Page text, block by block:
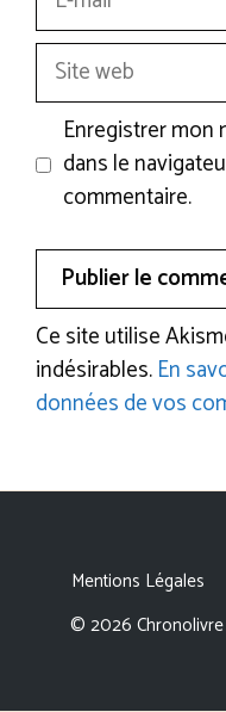
mail
Site
web
Enregistrer mon
dans le
commentaire.
Ce site utilise
indésirables.En
données de vos
Mentions Légales
© 2026 Chronolivre